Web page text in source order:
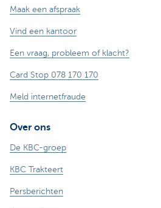
Maak een afspraak
Vind een kantoor
Een vraag, probleem of klacht?
Card Stop 078 170 170
Meld internetfraude
Over ons
De KBC-groep
KBC Trakteert
Persberichten